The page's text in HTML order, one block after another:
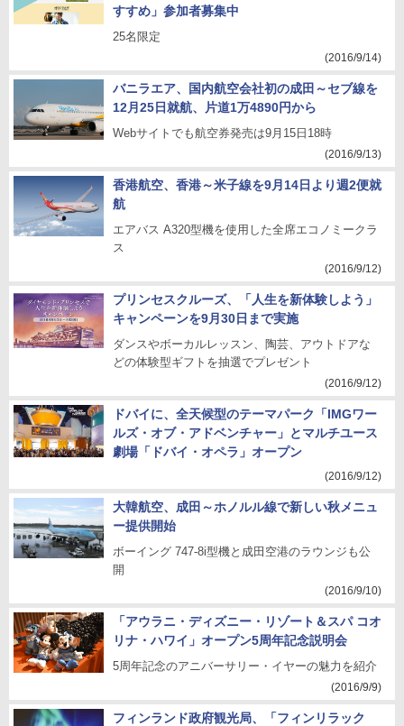
すすめ」参加者募集中
25名限定
(2016/9/14)
バニラエア、国内航空会社初の成田～セブ線を
12月25日就航、片道1万4890円から
Webサイトでも航空券発売は9月15日18時
(2016/9/13)
香港航空、香港～米子線を9月14日より週2便就
航
エアバス A320型機を使用した全席エコノミークラ
ス
(2016/9/12)
プリンセスクルーズ、「人生を新体験しよう」
キャンペーンを9月30日まで実施
ダンスやボーカルレッスン、陶芸、アウトドアな
どの体験型ギフトを抽選でプレゼント
(2016/9/12)
ドバイに、全天候型のテーマパーク「IMGワー
ルズ・オブ・アドベンチャー」とマルチユース
劇場「ドバイ・オペラ」オープン
(2016/9/12)
大韓航空、成田～ホノルル線で新しい秋メニュ
ー提供開始
ボーイング 747-8i型機と成田空港のラウンジも公
開
(2016/9/10)
「アウラニ・ディズニー・リゾート＆スパ コオ
リナ・ハワイ」オープン5周年記念説明会
5周年記念のアニバーサリー・イヤーの魅力を紹介
(2016/9/9)
フィンランド政府観光局、「フィンリラック